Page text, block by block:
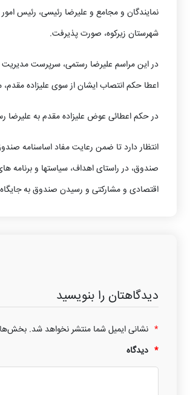
نمایندگان و مجامع و علیرضا رئیسی، رئیس
شهرستان زیرکوه، صورت پذیرفت.
در این مراسم علیرضا رستمی، سرپرست
اعطا حکم انتصاب ایشان از سوی علیزاده
در حکم اعطائی عوض علیزاده مقدم به علیرضا
انتظار دارد تا ضمن رعایت مفاد اساسنامه
صندوق، در راستای اهداف، سیاستها و
اقتصادی و مشارکتی و رسیدن صندوق به
دیدگاهتان را بنویسید
نشانی ایمیل شما منتشر نخواهد شد. *
دیدگاه *